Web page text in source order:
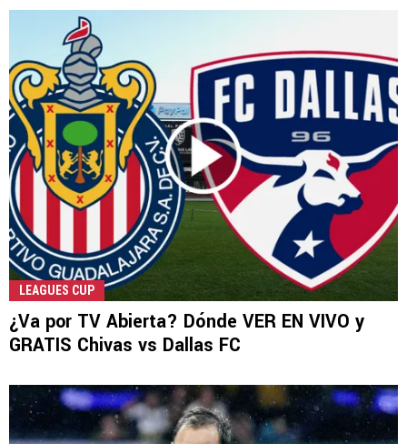
LEAGUES CUP
¿Va por TV Abierta? Dónde VER EN VIVO y
GRATIS Chivas vs Dallas FC